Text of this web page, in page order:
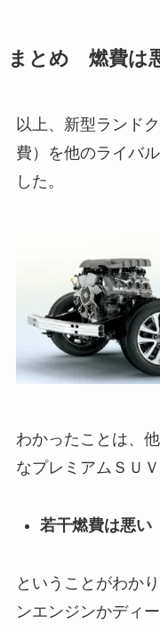
まとめ 燃費は
以上、新型ランド
費）を他のライバ
した。
わかったことは、
なプレミアムＳＵ
若干燃費は悪い
ということがわか
ンエンジンかディ